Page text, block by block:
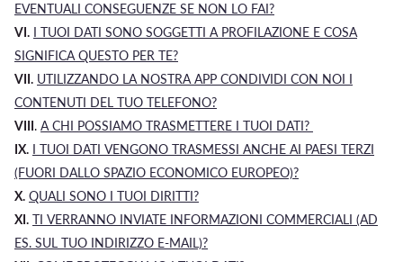
EVENTUALI CONSEGUENZE SE NON LO FAI?
VI. I TUOI DATI SONO SOGGETTI A PROFILAZIONE E COSA
SIGNIFICA QUESTO PER TE?
VII. UTILIZZANDO LA NOSTRA APP CONDIVIDI CON NOI I
CONTENUTI DEL TUO TELEFONO?
VIII. A CHI POSSIAMO TRASMETTERE I TUOI DATI?
IX. I TUOI DATI VENGONO TRASMESSI ANCHE AI PAESI TERZI
(FUORI DALLO SPAZIO ECONOMICO EUROPEO)?
X. QUALI SONO I TUOI DIRITTI?
XI. TI VERRANNO INVIATE INFORMAZIONI COMMERCIALI (AD
ES. SUL TUO INDIRIZZO E-MAIL)?